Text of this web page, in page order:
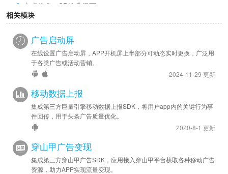
安卓优化 - SDK 升级至 v2.7.9
苹果优化 - SDK 升级至 v2.4.11
2022-05-12
安卓优化 - SDK 升级至 v2.7.4
2021-12-20
安卓优化 - 升级 SDK 至 v2.6.10
2021-09-06
安卓优化 - 升级 SDK 至 v2.6.7
2021-09-03
安卓优化 - 升级 SDK 至 v2.6.4
相关模块
广告启动屏
在线设置广告启动屏，APP开机屏上半部分可动态实时更换，广泛用
于各类广告或活动营销。
2024-11-29 更新
移动数据上报
集成第三方巨量引擎移动数据上报SDK，将用户app内的关键行为事
件回传，用于头条广告质量优化。
2020-8-1 更新
穿山甲广告变现
集成第三方穿山甲广告SDK，应用接入穿山甲平台获取各种移动广告
资源，助力APP实现流量变现。